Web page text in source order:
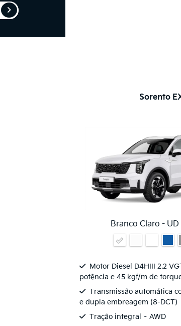
Sorento
Branco Claro -
Motor Diesel D4HIII 2.2
potência e 45 kgf/m de
Transmissão automática
e dupla embreagem (8-DCT)
Tração integral – AWD